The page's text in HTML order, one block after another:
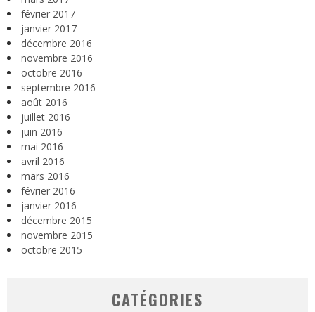
février 2017
janvier 2017
décembre 2016
novembre 2016
octobre 2016
septembre 2016
août 2016
juillet 2016
juin 2016
mai 2016
avril 2016
mars 2016
février 2016
janvier 2016
décembre 2015
novembre 2015
octobre 2015
CATÉGORIES